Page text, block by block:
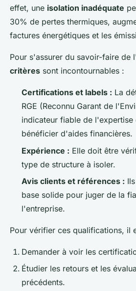
effet, une isolation inadéquate
30% de pertes thermiques,
factures énergétiques et les
Pour s'assurer du savoir-faire de
critères sont incontournables :
Certifications et labels : La
RGE (Reconnu Garant de
indicateur fiable de l'expertise
bénéficier d'aides financières.
Expérience : Elle doit être
type de structure à isoler.
Avis clients et références :
base solide pour juger de la
l'entreprise.
Pour vérifier ces qualifications, il
Demander à voir les
Étudier les retours et les
précédents.